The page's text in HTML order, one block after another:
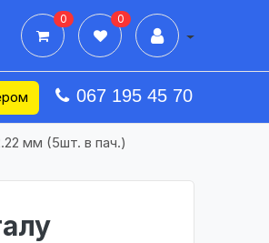
0 0
067 195 45 70
мм (5шт. в пач.)